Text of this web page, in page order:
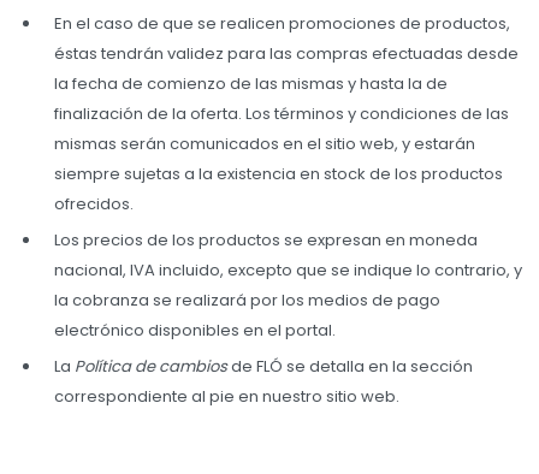
En el caso de que se realicen promociones de productos,
éstas tendrán validez para las compras efectuadas desde
la fecha de comienzo de las mismas y hasta la de
finalización de la oferta. Los términos y condiciones de las
mismas serán comunicados en el sitio web, y estarán
siempre sujetas a la existencia en stock de los productos
ofrecidos.
Los precios de los productos se expresan en moneda
nacional, IVA incluido, excepto que se indique lo contrario, y
la cobranza se realizará por los medios de pago
electrónico disponibles en el portal.
La Política de cambiosde FLÓ se detalla en la sección
correspondiente al pie en nuestro sitio web.